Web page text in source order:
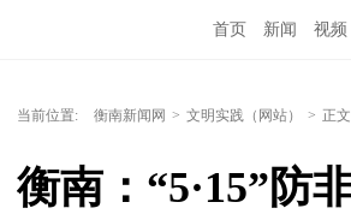
首页 新闻 视频
当前位置: 衡南新闻网 > 文明实践（网站） > 正文
衡南：“5·15”防